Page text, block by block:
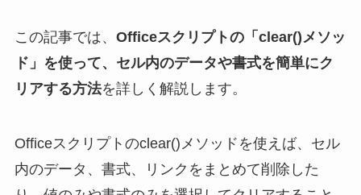
この記事では、 Officeスクリプトの「clear()メソッ
ド」を使って、セル内のデータや書式を簡単にク
リアする方法を詳しく解説します。
Officeスクリプトのclear()メソッドを使えば、セル
内のデータ、書式、リンクをまとめて削除した